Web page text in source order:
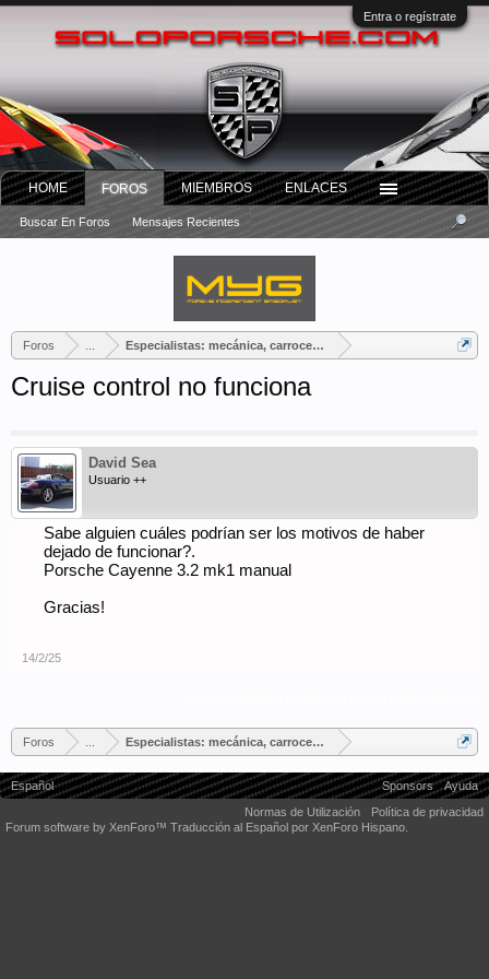
Entra o regístrate
Foros Especialistas: mecánica, carrocería, tapicería...
Cruise control no funciona
David Sea
Usuario ++
Sabe alguien cuáles podrían ser los motivos de haber
dejado de funcionar?.
Porsche Cayenne 3.2 mk1 manual
Gracias!
14/2/25
Foros Especialistas: mecánica, carrocería, tapicería...
HOME FOROS
Buscar En Foros Mensajes Recientes
MIEMBROS ENLACES
Español Sponsors
Ayuda
Normas de Utilización
Política de privacidad
Forum software by XenForo™ Traducción al Español por XenForo Hispano.